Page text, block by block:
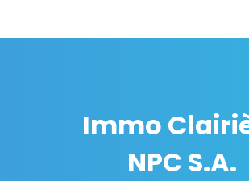
Immo
NPC S.A.